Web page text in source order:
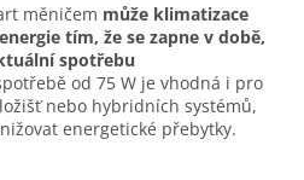
měničem může klimatizace
tím, že se zapne v době,
spotřebu
od 75 W je vhodná i pro
nebo hybridních systémů,
energetické přebytky.